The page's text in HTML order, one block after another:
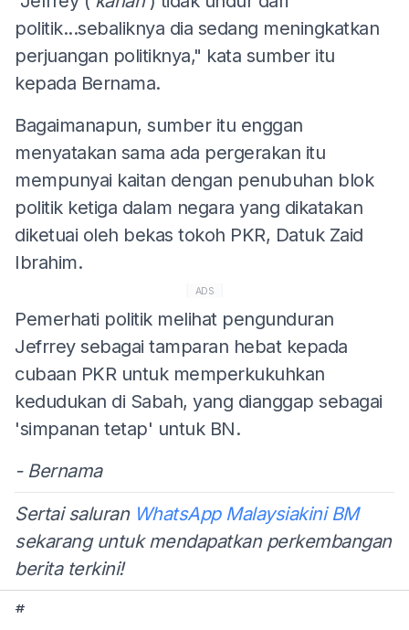
politik...sebaliknya dia sedang meningkatkan
perjuangan politiknya," kata sumber itu
kepada Bernama.
Bagaimanapun, sumber itu enggan
menyatakan sama ada pergerakan itu
mempunyai kaitan dengan penubuhan blok
politik ketiga dalam negara yang dikatakan
diketuai oleh bekas tokoh PKR, Datuk Zaid
Ibrahim.
ADS
Pemerhati politik melihat pengunduran
Jefrrey sebagai tamparan hebat kepada
cubaan PKR untuk memperkukuhkan
kedudukan di Sabah, yang dianggap sebagai
'simpanan tetap' untuk BN.
- Bernama
Sertai saluran WhatsApp Malaysiakini BM
sekarang untuk mendapatkan perkembangan
berita terkini!
#